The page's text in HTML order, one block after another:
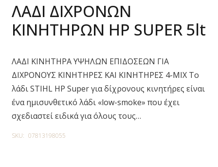
ΛΑΔΙ ΔΙΧΡΟΝΩΝ
ΚΙΝΗΤΗΡΩΝ HP SUPER 5lt
ΛΑΔΙ ΚΙΝΗΤΗΡΑ ΥΨΗΛΩΝ ΕΠΙΔΟΣΕΩΝ ΓΙΑ
ΔΙΧΡΟΝΟΥΣ ΚΙΝΗΤΗΡΕΣ ΚΑΙ ΚΙΝΗΤΗΡΕΣ 4-MIX Το
λάδι STIHL HP Super για δίχρονους κινητήρες είναι
ένα ημισυνθετικό λάδι «low-smoke» που έχει
σχεδιαστεί ειδικά για όλους τους…
SKU: 07813198055